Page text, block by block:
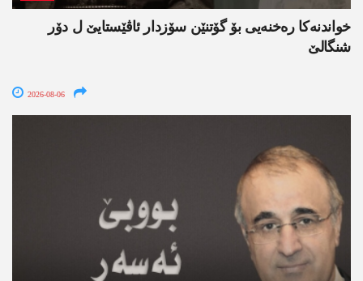
خواندنه‌كا رەخنەیی بۆ گۆتنێن سۆزدار ئاڤێستایێ ل دۆر
شنگالێ
2026-08-06